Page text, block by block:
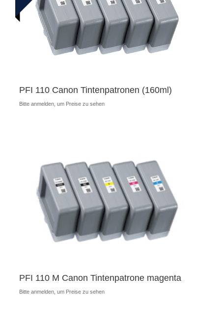
PFI 110 Canon Tintenpatronen (160ml)
Bitte anmelden, um Preise zu sehen
PFI 110 M Canon Tintenpatrone magenta
Bitte anmelden, um Preise zu sehen